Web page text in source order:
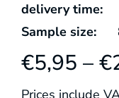
delivery time:
Sample size:
€5,95 –€